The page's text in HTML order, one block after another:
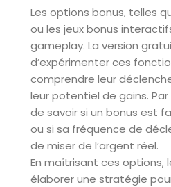
Les options bonus, telles
ou les jeux bonus
gameplay. La version
d’expérimenter ces
comprendre leur
leur potentiel de gains.
de savoir si un bonus est
ou si sa fréquence de
de miser de l’argent réel.
En maîtrisant ces options,
élaborer une stratégie